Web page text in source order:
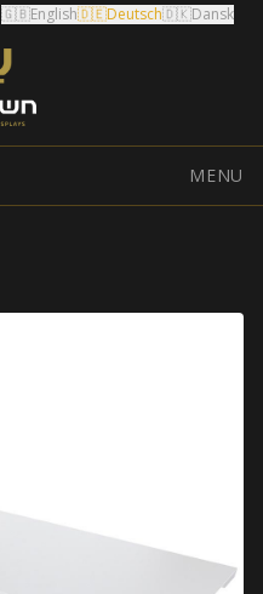
🇬🇧English🇩🇪Deutsch🇩🇰Dansk
MENU